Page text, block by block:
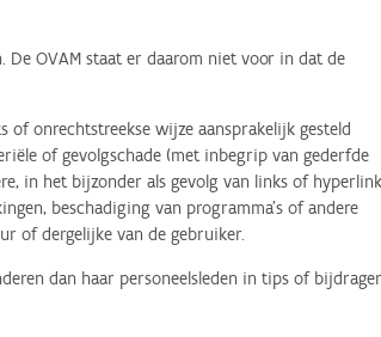
OVAM staat er daarom niet voor in dat de
of onrechtstreekse wijze aansprakelijk gesteld
of gevolgschade (met inbegrip van gederfde
in het bijzonder als gevolg van links of
beschadiging van programma's of andere
of dergelijke van de gebruiker.
dan haar personeelsleden in tips of